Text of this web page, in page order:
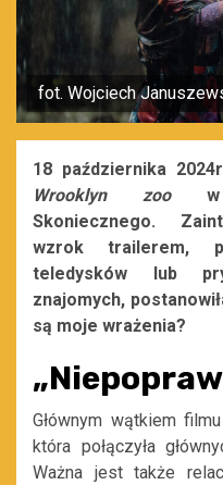
fot. Wojciech
18 października
Wrooklynzoo
Skoniecznego.
wzroktrailerem,
teledysków lub
znajomych,
są moje wrażenia?
Głównym wątkiem
która połączyła
Ważna jest także